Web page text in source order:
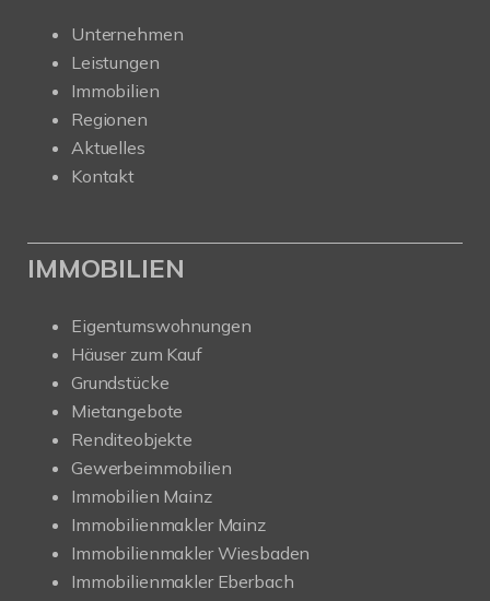
Unternehmen
Leistungen
Immobilien
Regionen
Aktuelles
Kontakt
IMMOBILIEN
Eigentumswohnungen
Häuser zum Kauf
Grundstücke
Mietangebote
Renditeobjekte
Gewerbeimmobilien
Immobilien Mainz
Immobilienmakler Mainz
Immobilienmakler Wiesbaden
Immobilienmakler Eberbach